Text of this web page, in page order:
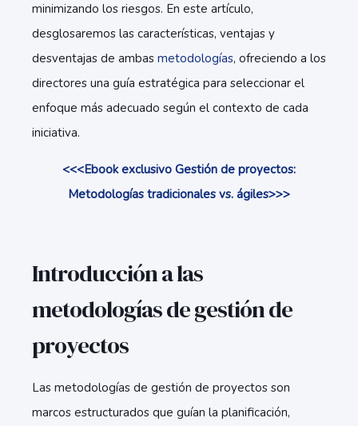
minimizando los riesgos. En este artículo,
desglosaremos las características, ventajas y
desventajas de ambas metodologías, ofreciendo a los
directores una guía estratégica para seleccionar el
enfoque más adecuado según el contexto de cada
iniciativa.
<<<Ebook exclusivo Gestión de proyectos:
Metodologías tradicionales vs. ágiles>>>
Introducción a las
metodologías de gestión de
proyectos
Las metodologías de gestión de proyectos son
marcos estructurados que guían la planificación,